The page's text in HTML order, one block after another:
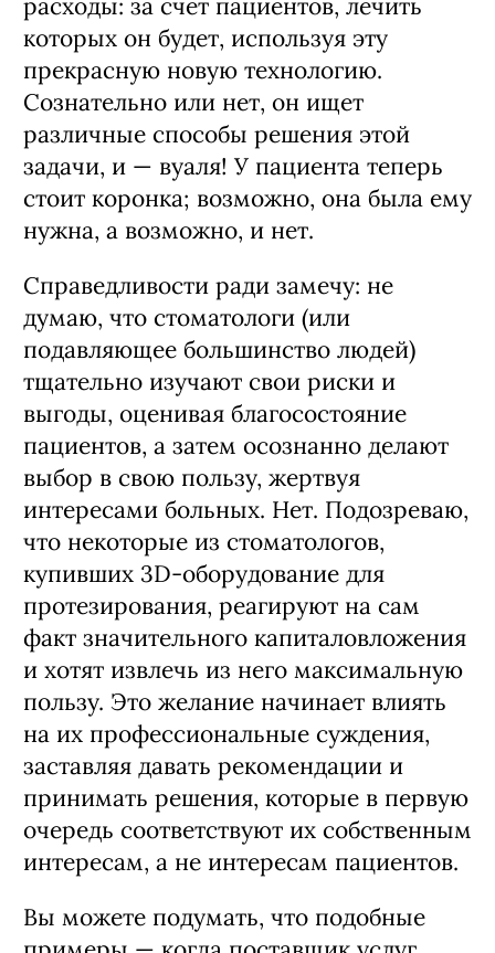
которых он будет, используя эту
прекрасную новую технологию.
Сознательно или нет, он ищет
различные способы решения этой
задачи, и — вуаля! У пациента теперь
стоит коронка; возможно, она была ему
нужна, а возможно, и нет.
Справедливости ради замечу: не
думаю, что стоматологи (или
подавляющее большинство людей)
тщательно изучают свои риски и
выгоды, оценивая благосостояние
пациентов, а затем осознанно делают
выбор в свою пользу, жертвуя
интересами больных. Нет. Подозреваю,
что некоторые из стоматологов,
купивших 3D-оборудование для
протезирования, реагируют на сам
факт значительного капиталовложения
и хотят извлечь из него максимальную
пользу. Это желание начинает влиять
на их профессиональные суждения,
заставляя давать рекомендации и
принимать решения, которые в первую
очередь соответствуют их собственным
интересам, а не интересам пациентов.
Вы можете подумать, что подобные